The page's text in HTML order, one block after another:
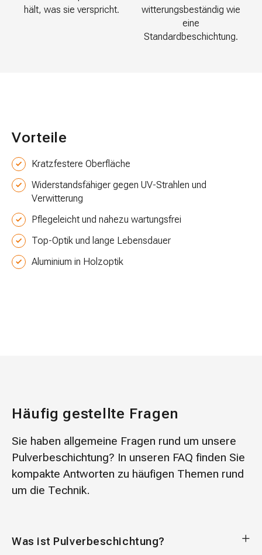
hält, was sie verspricht.
witterungsbeständig wie
eine
Standardbeschichtung.
Vorteile
Kratzfestere Oberfläche
Widerstandsfähiger gegen UV-Strahlen und
Verwitterung
Pflegeleicht und nahezu wartungsfrei
Top-Optik und lange Lebensdauer
Aluminium in Holzoptik
Häufig gestellte Fragen
Sie haben allgemeine Fragen rund um unsere
Pulverbeschichtung? In unseren FAQ finden Sie
kompakte Antworten zu häufigen Themen rund
um die Technik.
Was ist Pulverbeschichtung?